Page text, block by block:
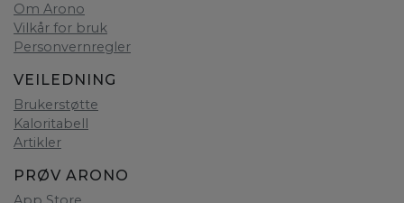
Om Arono
Vilkår for bruk
Personvernregler
VEILEDNING
Brukerstøtte
Kaloritabell
Artikler
PRØV ARONO